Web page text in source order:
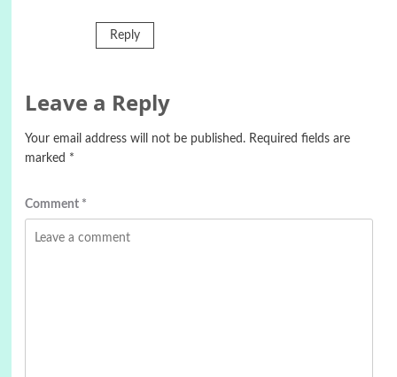
Reply
Leave a Reply
Your email address will not be published. Required fields are
marked *
Comment *